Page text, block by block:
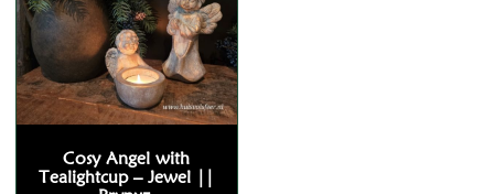
Cosy Angel with
Tealightcup – Jewel ||